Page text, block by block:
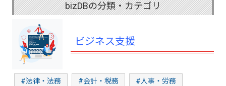
bizDBの分類・カテゴリ
ビジネス支援
#法律・法務 #会計・税務 #人事・労務